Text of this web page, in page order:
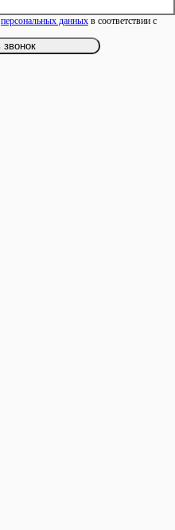
персональных данных в соответствии с